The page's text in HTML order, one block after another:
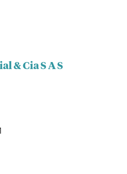
& Cia S A S